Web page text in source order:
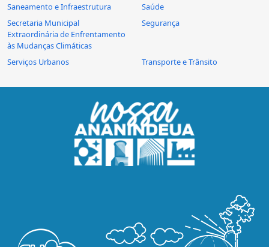
Saneamento e Infraestrutura
Saúde
Secretaria Municipal
Extraordinária de Enfrentamento
às Mudanças Climáticas
Segurança
Serviços Urbanos Transporte e Trânsito